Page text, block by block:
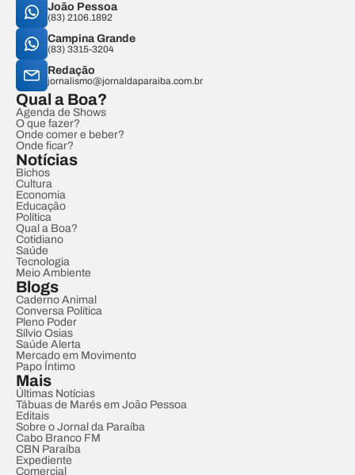
João Pessoa
(83) 2106.1892
Campina Grande
(83) 3315-3204
Redação
jornalismo@jornaldaparaiba.com.br
Qual a Boa?
Agenda de Shows
O que fazer?
Onde comer e beber?
Onde ficar?
Notícias
Bichos
Cultura
Economia
Educação
Política
Qual a Boa?
Cotidiano
Saúde
Tecnologia
Meio Ambiente
Blogs
Caderno Animal
Conversa Política
Pleno Poder
Sílvio Osias
Saúde Alerta
Mercado em Movimento
Papo Íntimo
Mais
Últimas Notícias
Tábuas de Marés em João Pessoa
Editais
Sobre o Jornal da Paraíba
Cabo Branco FM
CBN Paraíba
Expediente
Comercial